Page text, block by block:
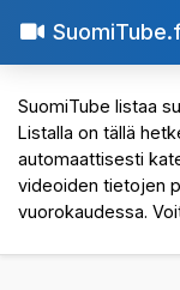
SuomiTube listaa
Listalla on tällä
automaattisesti
videoiden tietojen
vuorokaudessa.